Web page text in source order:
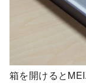
箱を開けると